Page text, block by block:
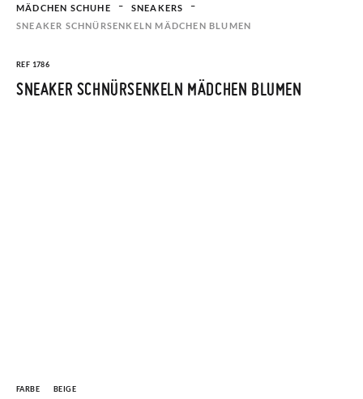
MÄDCHEN SCHUHE
SNEAKERS
SNEAKER SCHNÜRSENKELN MÄDCHEN BLUMEN
REF 1786
SNEAKER SCHNÜRSENKELN MÄDCHEN BLUMEN
FARBE BEIGE